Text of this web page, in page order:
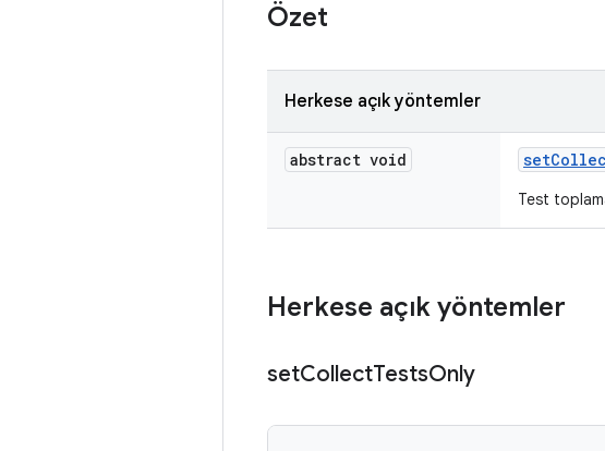
Özet
Herkese açık yöntemler
abstract void set
Test
Herkese açık yöntemler
setCollectTestsOnly